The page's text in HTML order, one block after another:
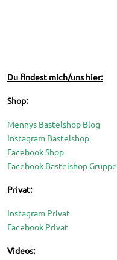
Du findest mich/uns hier:
Shop:
Mennys Bastelshop Blog
Instagram Bastelshop
Facebook Shop
Facebook Bastelshop Gruppe
Privat:
Instagram Privat
Facebook Privat
Videos: